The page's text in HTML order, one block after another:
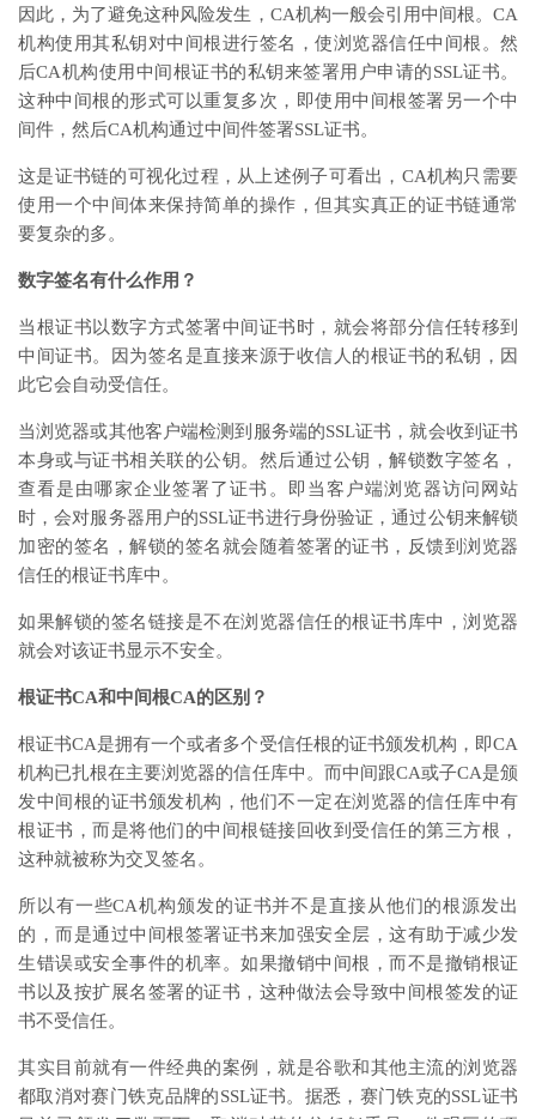
因此，为了避免这种风险发生，CA机构一般会引用中间根。CA
机构使用其私钥对中间根进行签名，使浏览器信任中间根。然
后CA机构使用中间根证书的私钥来签署用户申请的SSL证书。
这种中间根的形式可以重复多次，即使用中间根签署另一个中
间件，然后CA机构通过中间件签署SSL证书。
这是证书链的可视化过程，从上述例子可看出，CA机构只需要
使用一个中间体来保持简单的操作，但其实真正的证书链通常
要复杂的多。
数字签名有什么作用？
当根证书以数字方式签署中间证书时，就会将部分信任转移到
中间证书。因为签名是直接来源于收信人的根证书的私钥，因
此它会自动受信任。
当浏览器或其他客户端检测到服务端的SSL证书，就会收到证书
本身或与证书相关联的公钥。然后通过公钥，解锁数字签名，
查看是由哪家企业签署了证书。即当客户端浏览器访问网站
时，会对服务器用户的SSL证书进行身份验证，通过公钥来解锁
加密的签名，解锁的签名就会随着签署的证书，反馈到浏览器
信任的根证书库中。
如果解锁的签名链接是不在浏览器信任的根证书库中，浏览器
就会对该证书显示不安全。
根证书CA和中间根CA的区别？
根证书CA是拥有一个或者多个受信任根的证书颁发机构，即CA
机构已扎根在主要浏览器的信任库中。而中间跟CA或子CA是颁
发中间根的证书颁发机构，他们不一定在浏览器的信任库中有
根证书，而是将他们的中间根链接回收到受信任的第三方根，
这种就被称为交叉签名。
所以有一些CA机构颁发的证书并不是直接从他们的根源发出
的，而是通过中间根签署证书来加强安全层，这有助于减少发
生错误或安全事件的机率。如果撤销中间根，而不是撤销根证
书以及按扩展名签署的证书，这种做法会导致中间根签发的证
书不受信任。
其实目前就有一件经典的案例，就是谷歌和其他主流的浏览器
都取消对赛门铁克品牌的SSL证书。据悉，赛门铁克的SSL证书